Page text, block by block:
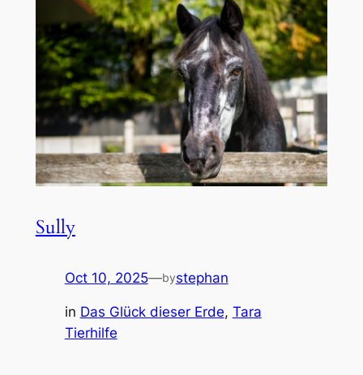
Sully
Oct 10, 2025—bystephan
in Das Glück dieser Erde, Tara
Tierhilfe